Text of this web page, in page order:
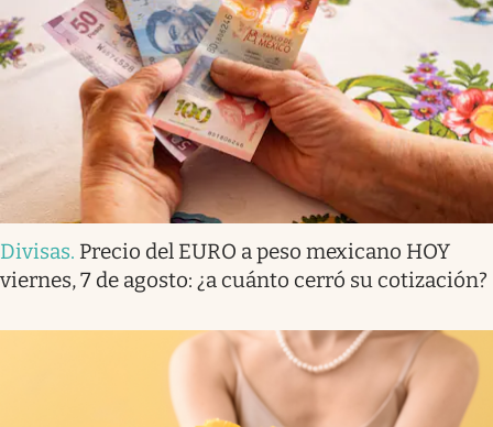
Divisas. Precio del EURO a peso mexicano HOY
viernes, 7 de agosto: ¿a cuánto cerró su cotización?